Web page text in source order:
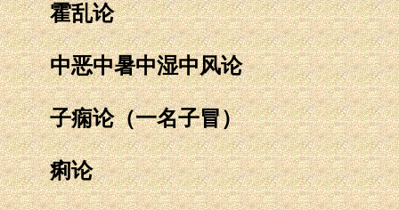
霍乱论
中恶中暑中湿中风论
子痫论（一名子冒）
痢论